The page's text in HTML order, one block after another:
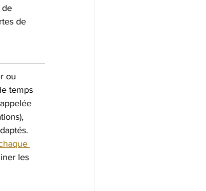
de
de
ou
temps
les